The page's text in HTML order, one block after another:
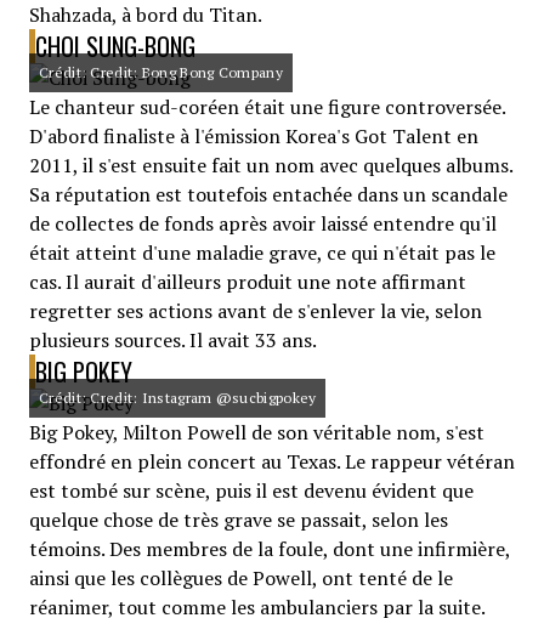
Shahzada, à bord du Titan.
CHOI SUNG-BONG
Crédit: Credit: Bong Bong Company
Le chanteur sud-coréen était une figure controversée.
D'abord finaliste à l'émission Korea's Got Talent en
2011, il s'est ensuite fait un nom avec quelques albums.
Sa réputation est toutefois entachée dans un scandale
de collectes de fonds après avoir laissé entendre qu'il
était atteint d'une maladie grave, ce qui n'était pas le
cas. Il aurait d'ailleurs produit une note affirmant
regretter ses actions avant de s'enlever la vie, selon
plusieurs sources. Il avait 33 ans.
BIG POKEY
Crédit: Credit: Instagram @sucbigpokey
Big Pokey, Milton Powell de son véritable nom, s'est
effondré en plein concert au Texas. Le rappeur vétéran
est tombé sur scène, puis il est devenu évident que
quelque chose de très grave se passait, selon les
témoins. Des membres de la foule, dont une infirmière,
ainsi que les collègues de Powell, ont tenté de le
réanimer, tout comme les ambulanciers par la suite.